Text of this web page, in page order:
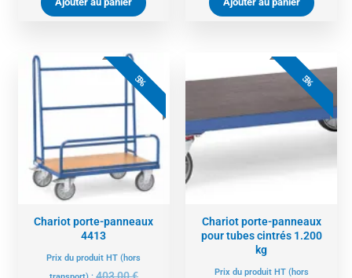
5%
Chariot porte-panneaux
4413
Prix du produit HT (hors
prix
initial
était :
est :
5%
Chariot porte-panneaux
pour tubes cintrés 1.200
kg
Prix du produit HT (hors
prix
initial
était :
558,00 €.
prix
est :
530,00 €.